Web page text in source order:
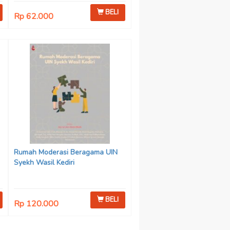
Rp 62.000 BELI
Rumah Moderasi Beragama UIN
Syekh Wasil Kediri
Rp 120.000 BELI